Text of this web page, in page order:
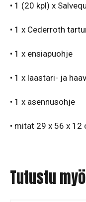
• 1 (20 kpl) x
• 1 x Cederroth
• 1 x ensiapuohje
• 1 x laastari- ja
• 1 x asennusohje
• mitat 29 x 56 x 12
Tutustu